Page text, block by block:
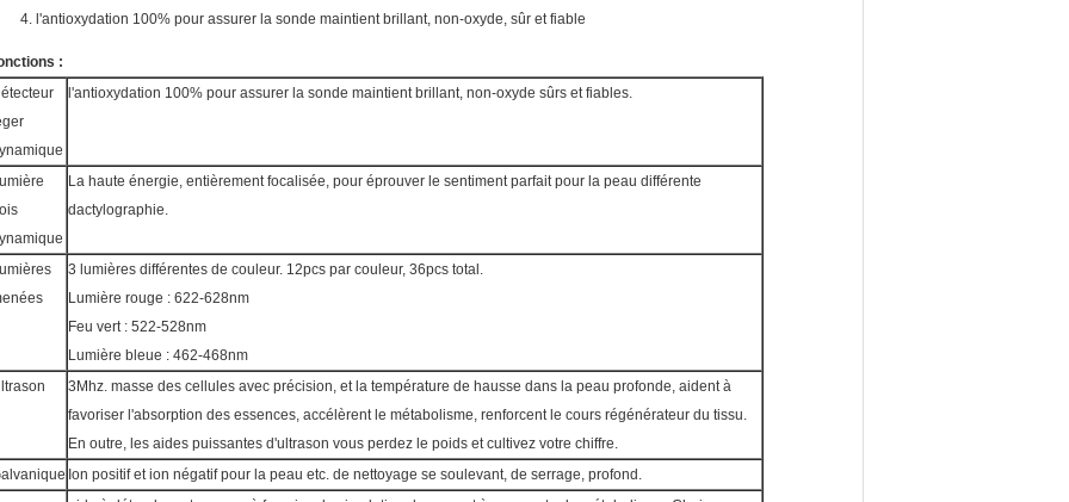
l'antioxydation 100% pour assurer la sonde maintient brillant, non-oxyde, sûr et fiable
:
l'antioxydation 100% pour assurer la sonde maintient brillant, non-oxyde sûrs et fiables.
La haute énergie, entièrement focalisée, pour éprouver le sentiment parfait pour la peau différente
dactylographie.
3 lumières différentes de couleur. 12pcs par couleur, 36pcs total.
Lumière rouge : 622-628nm
Feu vert : 522-528nm
Lumière bleue : 462-468nm
3Mhz. masse des cellules avec précision, et la température de hausse dans la peau profonde, aident à
favoriser l'absorption des essences, accélèrent le métabolisme, renforcent le cours régénérateur du tissu.
En outre, les aides puissantes d'ultrason vous perdez le poids et cultivez votre chiffre.
Ion positif et ion négatif pour la peau etc. de nettoyage se soulevant, de serrage, profond.